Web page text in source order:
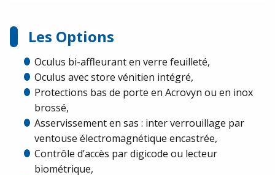
Les Options
Oculus bi-affleurant en verre feuilleté,
Oculus avec store vénitien intégré,
Protections bas de porte en Acrovyn ou en inox
brossé,
Asservissement en sas : inter verrouillage par
ventouse électromagnétique encastrée,
Contrôle d’accès par digicode ou lecteur
biométrique,